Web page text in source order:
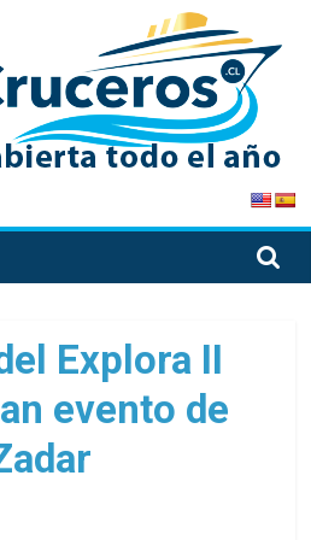
Explora II
evento de